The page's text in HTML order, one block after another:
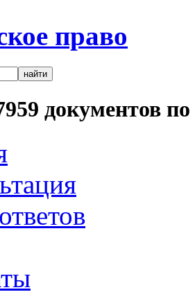
право
документов